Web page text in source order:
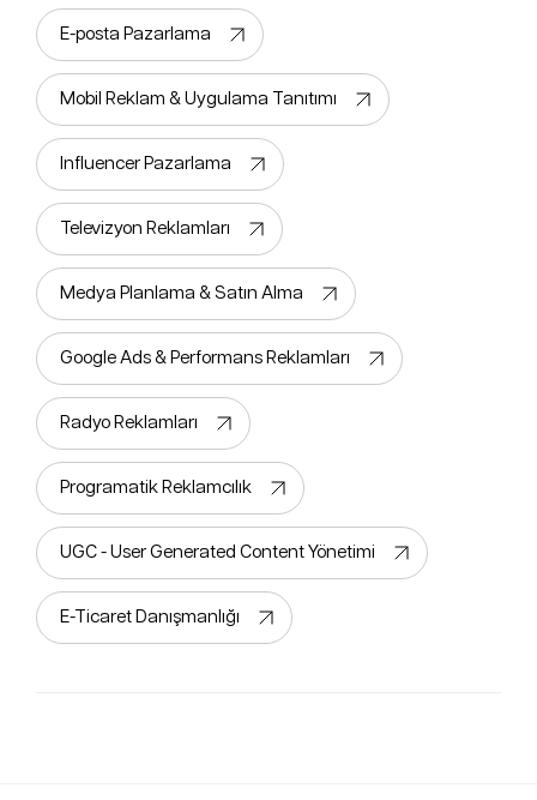
E-posta Pazarlama
Mobil Reklam & Uygulama Tanıtımı
Influencer Pazarlama
Televizyon Reklamları
Medya Planlama & Satın Alma
Google Ads & Performans Reklamları
Radyo Reklamları
Programatik Reklamcılık
UGC - User Generated Content Yönetimi
E-Ticaret Danışmanlığı